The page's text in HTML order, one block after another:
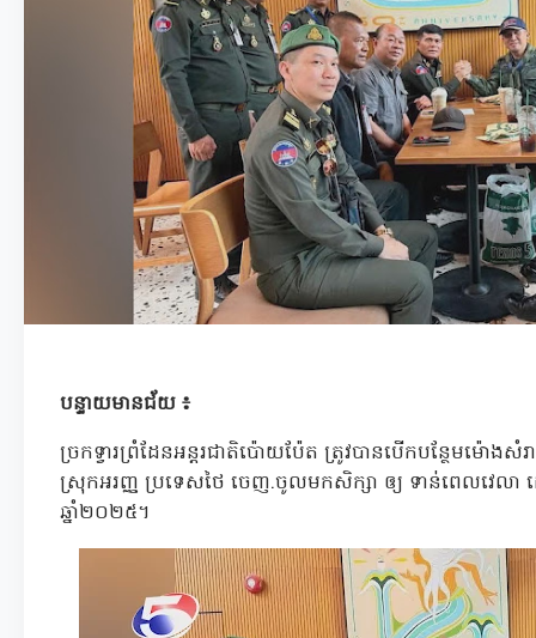
បន្ទាយមានជ័យ ៖
ច្រកទ្វារព្រំដែនអន្តរជាតិប៉ោយប៉ែត ត្រូវបានបើកបន្ថែមម៉ោងសំ
ស្រុកអរញ្ញ ប្រទេសថៃ ចេញ.ចូលមកសិក្សា ឲ្យ ទាន់ពេលវេលា
ឆ្នាំ២០២៥។